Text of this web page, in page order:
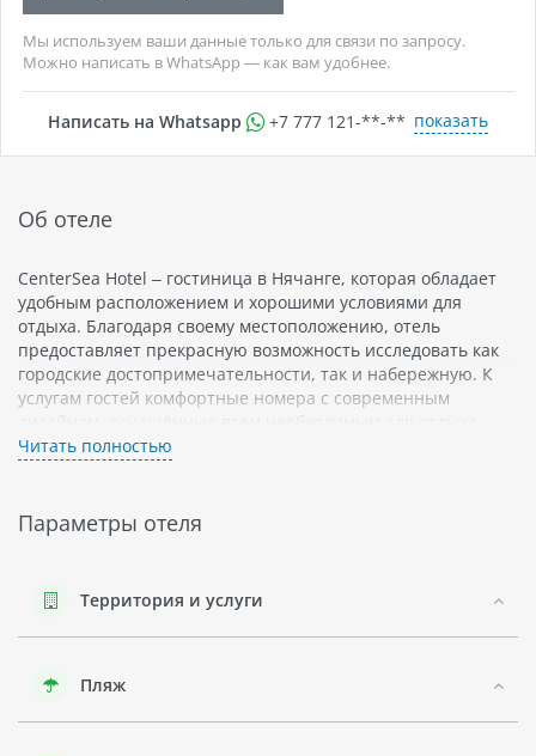
Мы используем ваши данные только для связи по запросу.
Можно написать в WhatsApp — как вам удобнее.
Написать на Whatsapp +7 777 121-**-** показать
Об отеле
CenterSea Hotel – гостиница в Нячанге, которая обладает
удобным расположением и хорошими условиями для
отдыха. Благодаря своему местоположению, отель
предоставляет прекрасную возможность исследовать как
городские достопримечательности, так и набережную. К
услугам гостей комфортные номера с современным
дизайном, оснащённые всем необходимым для отдыха.
Нячанг известен своими превосходными пляжами, теплым
и дайвинг. Город также предлагает широкий выбор кафе и
Для путешествующих с целью знакомства с культурой
Непосредственно о CenterSea Hotel стоит отметить его
Читать полностью
Параметры отеля
Территория и услуги
Пляж